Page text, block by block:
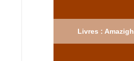
Livres : Amazigh